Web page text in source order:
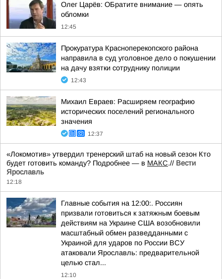
Олег Царёв: ОБратите внимание — опять
обломки
12:45
Прокуратура Красноперекопского района
направила в суд уголовное дело о покушении
на дачу взятки сотруднику полиции
12:43
Михаил Евраев: Расширяем географию
исторических поселений регионального
значения
12:37
«Локомотив» утвердил тренерский штаб на новый сезон Кто
будет готовить команду? Подробнее — в МАКС.// Вести
Ярославль
12:18
Главные события на 12:00:. Россиян
призвали готовиться к затяжным боевым
действиям на Украине США возобновили
масштабный обмен разведданными с
Украиной для ударов по России ВСУ
атаковали Ярославль: предварительной
целью стал...
12:10